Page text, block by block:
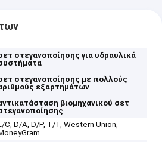
στεγανοποίησης για υδραυλικά
στεγανοποίησης με πολλούς
εξαρτημάτων
βιομηχανικού σετ
C, D/A, D/P, T/T, Western Union,